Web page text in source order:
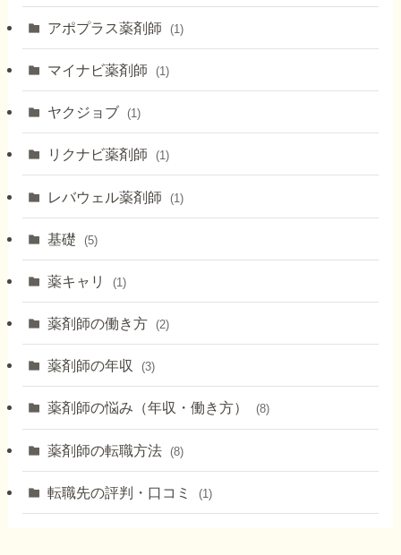
アポプラス薬剤師 (1)
マイナビ薬剤師 (1)
ヤクジョブ (1)
リクナビ薬剤師 (1)
レバウェル薬剤師 (1)
基礎 (5)
薬キャリ (1)
薬剤師の働き方 (2)
薬剤師の年収 (3)
薬剤師の悩み（年収・働き方） (8)
薬剤師の転職方法 (8)
転職先の評判・口コミ (1)